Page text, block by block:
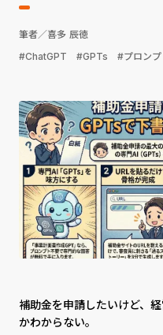
筆者／喜多 辰徳
#ChatGPT
#GPTs #プロンプ
補助金を申請したいけど、
かわからない。